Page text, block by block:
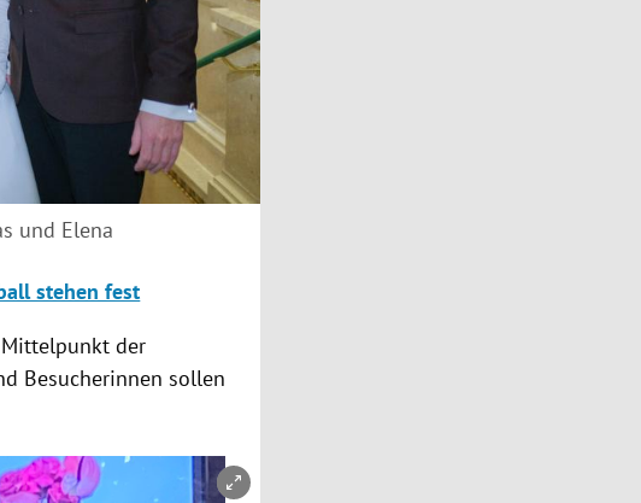
und Elena
stehen fest
der
Besucherinnen sollen